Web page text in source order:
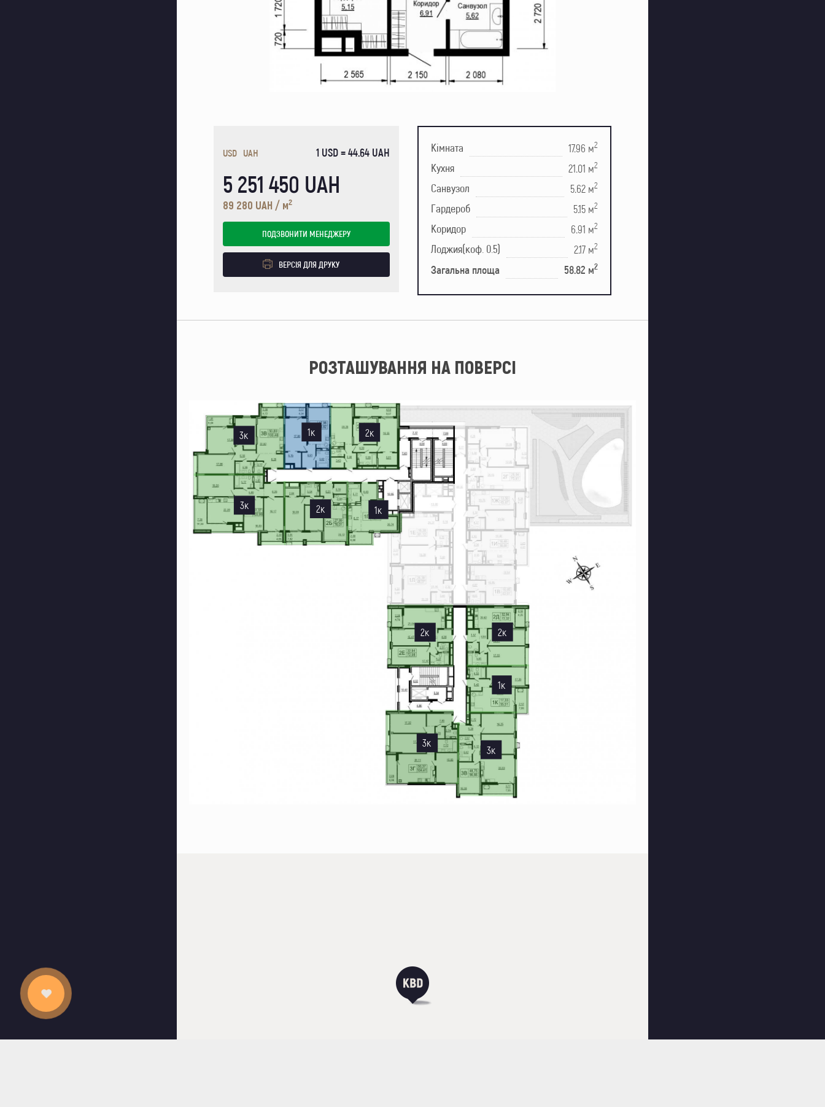
Кімната 17.96 м2
Кухня 21.01 м2
Санвузол 5.62 м2
Гардероб 5.15 м2
Коридор 6.91 м2
Лоджия(коф. 0.5) 2.17 м2
Загальна площа 58.82 м2
USD UAH 1 USD = 44.64 UAH
5 251 450 UAH
89 280 UAH / м2
ПОДЗВОНИТИ МЕНЕДЖЕРУ
ВЕРСІЯ ДЛЯ ДРУКУ
РОЗТАШУВАННЯ НА ПОВЕРСІ
1к
2к
3к
3к 1к 2к
2к
1к
3к
3к
2к